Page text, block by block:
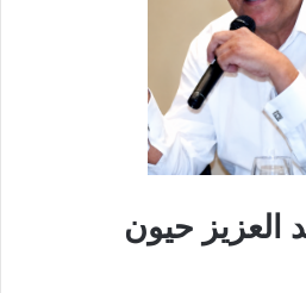
العزيز حيون